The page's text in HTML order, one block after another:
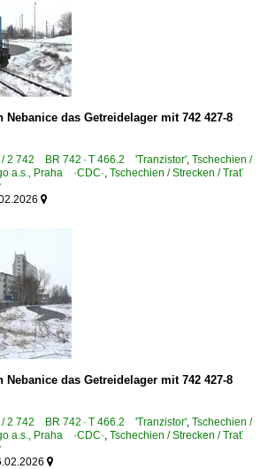
Nebanice das Getreidelager mit 742 427-8
/ 2 742 BR 742 · T 466.2 'Tranzistor', Tschechien /
a.s., Praha ·CDC·, Tschechien / Strecken / Trať

Nebanice das Getreidelager mit 742 427-8
/ 2 742 BR 742 · T 466.2 'Tranzistor', Tschechien /
a.s., Praha ·CDC·, Tschechien / Strecken / Trať
